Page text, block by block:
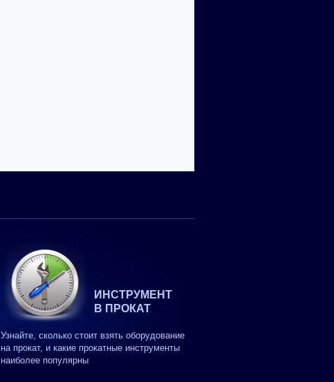
ИНСТРУМЕНТ
В ПРОКАТ
Узнайте, сколько стоит взять оборудование
на прокат, и какие прокатные инструменты
наиболее популярны